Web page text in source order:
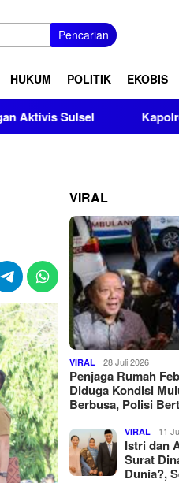
Pencarian
HUKUM POLITIK EKOBIS
Kapolres Polewali
VIRAL
VIRAL 28 Juli 2026
Penjaga Rumah
Diduga Kondisi
Berbusa, Polisi
VIRAL 11
Istri dan
Surat
Dunia?,